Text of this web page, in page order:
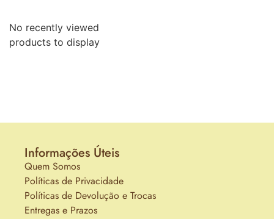
No recently viewed
products to display
Informações Úteis
Quem Somos
Políticas de Privacidade
Políticas de Devolução e Trocas
Entregas e Prazos